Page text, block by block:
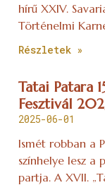
hírű XXIV.
Történelmi
Részletek »
Tatai Patara
Fesztivál
2025-06-01
Ismét robban a
színhelye lesz
partja. A XVII.